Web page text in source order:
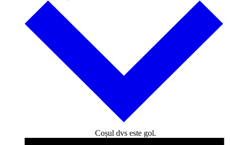
Coșul dvs este gol.